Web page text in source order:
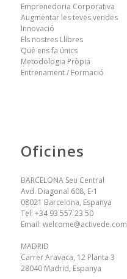
Emprenedoria Corporativa
Augmentar les teves vendes
Innovació
Els nostres Llibres
Què ens fa únics
Metodologia Pròpia
Entrenament / Formació
Oficines
BARCELONA Seu Central
Avd. Diagonal 608, E-1
08021 Barcelona, Espanya
Tel: +34 93 557 23 50
Email: welcome@activede.com
MADRID
Carrer Aravaca, 12 Planta 3
28040 Madrid, Espanya